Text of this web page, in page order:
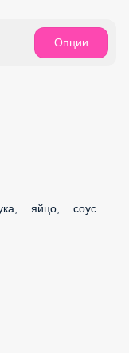
Опции
яйцо, соус